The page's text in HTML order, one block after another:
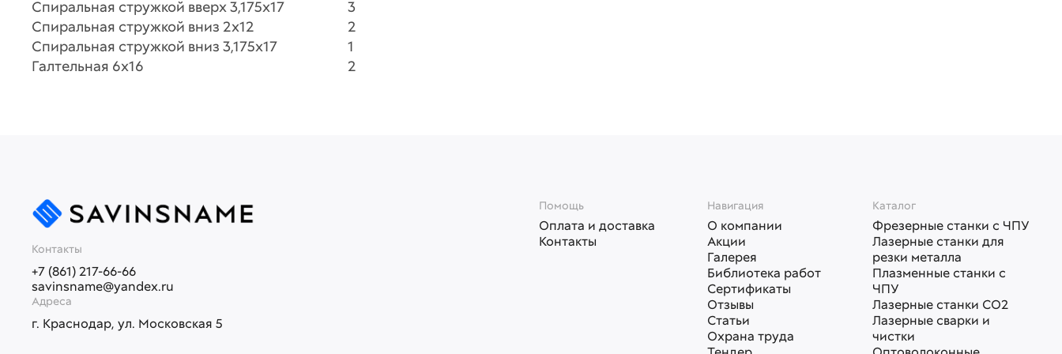
Спиральная стружкой вверх 3,175х17
3
Спиральная стружкой вниз 2х12
2
Спиральная стружкой вниз 3,175х17
1
Галтельная 6х16
2
Контакты
+7 (861) 217-66-66
savinsname@yandex.ru
Адреса
г. Краснодар, ул. Московская 5
Помощь
Оплата и доставка
Контакты
Навигация
О компании
Акции
Галерея
Библиотека работ
Сертификаты
Отзывы
Статьи
Охрана труда
Каталог
Фрезерные станки с ЧПУ
Лазерные станки для
резки металла
Плазменные станки с
ЧПУ
Лазерные станки СО2
Лазерные сварки и
чистки